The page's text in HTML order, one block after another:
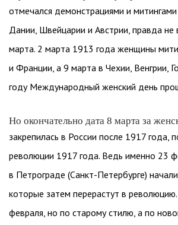
отмечался демонстрациями и митингами
Дании, Швейцарии и Австрии, правда не
марта. 2 марта 1913 года женщины
и Франции, а 9 марта в Чехии, Венгрии,
году Международный женский день
Но окончательно дата 8 марта за
закрепилась в России после 1917 года,
революции 1917 года. Ведь именно 23
в Петрограде (Санкт-Петербурге)
которые затем перерастут в
февраля, но по старому стилю, а по